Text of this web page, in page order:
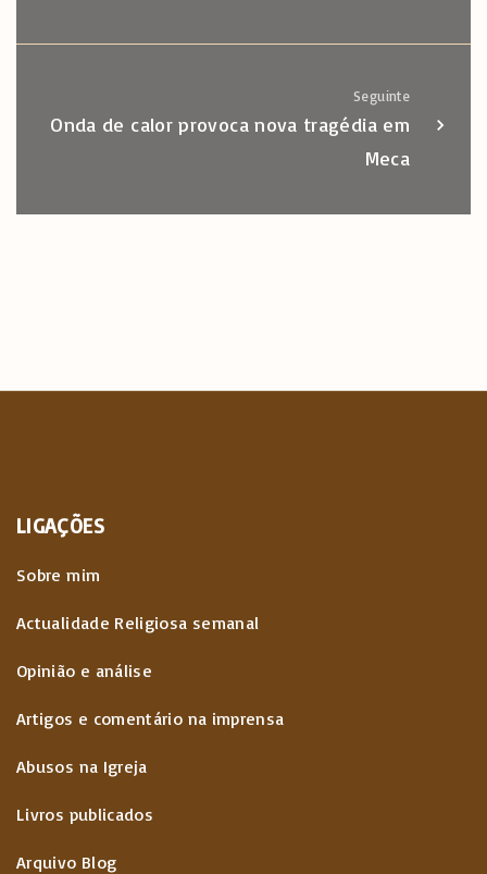
Seguinte
Onda de calor provoca nova tragédia em
Meca
LIGAÇÕES
Sobre mim
Actualidade Religiosa semanal
Opinião e análise
Artigos e comentário na imprensa
Abusos na Igreja
Livros publicados
Arquivo Blog